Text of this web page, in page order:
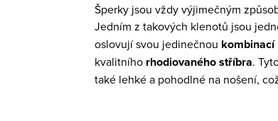
Šperky jsou vždy výjimečným
Jedním z takových klenotů jsou
oslovují svou jedinečnou
kvalitního rhodiovaného stříbra.
také lehké a pohodlné na nošení,